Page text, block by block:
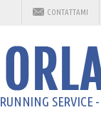
CONTATTAMI
RUNNING SERVICE